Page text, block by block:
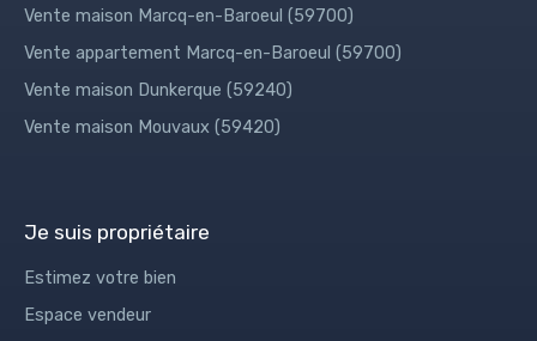
Vente maison Marcq-en-Baroeul (59700)
Vente appartement Marcq-en-Baroeul (59700)
Vente maison Dunkerque (59240)
Vente maison Mouvaux (59420)
Je suis propriétaire
Estimez votre bien
Espace vendeur